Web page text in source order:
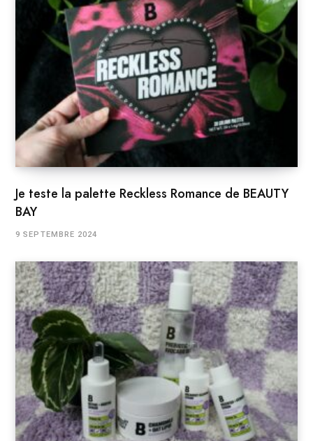
Je teste la palette Reckless Romance de BEAUTY
BAY
9 SEPTEMBRE 2024